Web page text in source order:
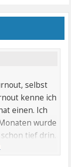
selbst
kenne ich
einen. Ich
wurde
tief drin.
direkt